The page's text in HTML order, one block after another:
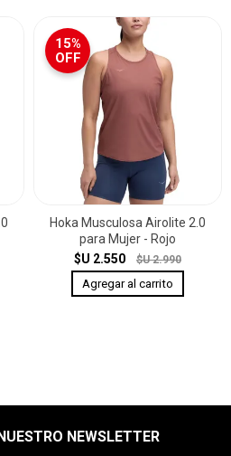
15%
OFF
Hoka Musculosa Airolite 2.0
para Mujer - Rojo
$U 2.550
$U 2.990
NEWSLETTER